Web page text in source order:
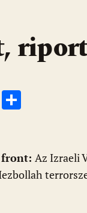
Pr
m
e
front: Az Izraeli